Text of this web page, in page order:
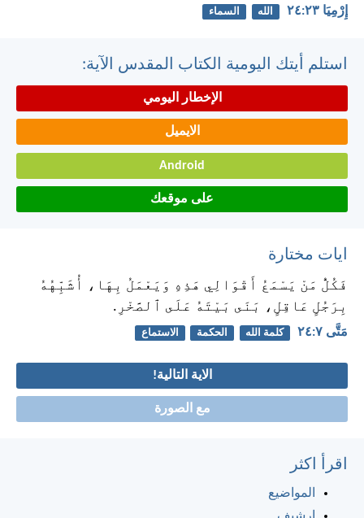
إِرْمِيَا ٢٣:‏٢٤ الله السماء
استلم أيتك اليومية الكتاب المقدس الآية:
الإخطار اليومي
الايميل
Android
على موقعك
ايات مختارة
فَكُلُّ مَنْ يَسْمَعُ أَقْوَالِي هَذِهِ وَيَعْمَلُ بِهَا، أُشَبِّهُهُ
بِرَجُلٍ عَاقِلٍ، بَنَى بَيْتَهُ عَلَى ٱلصَّخْرِ.
مَتَّى ٧:‏٢٤ كلمة الله الحكمة الاستماع
الاية التالية!
مع الصورة
اقرأ اكثر
المواضيع